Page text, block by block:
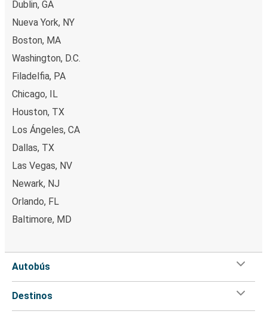
Dublin, GA
Nueva York, NY
Boston, MA
Washington, D.C.
Filadelfia, PA
Chicago, IL
Houston, TX
Los Ángeles, CA
Dallas, TX
Las Vegas, NV
Newark, NJ
Orlando, FL
Baltimore, MD
Autobús
Destinos